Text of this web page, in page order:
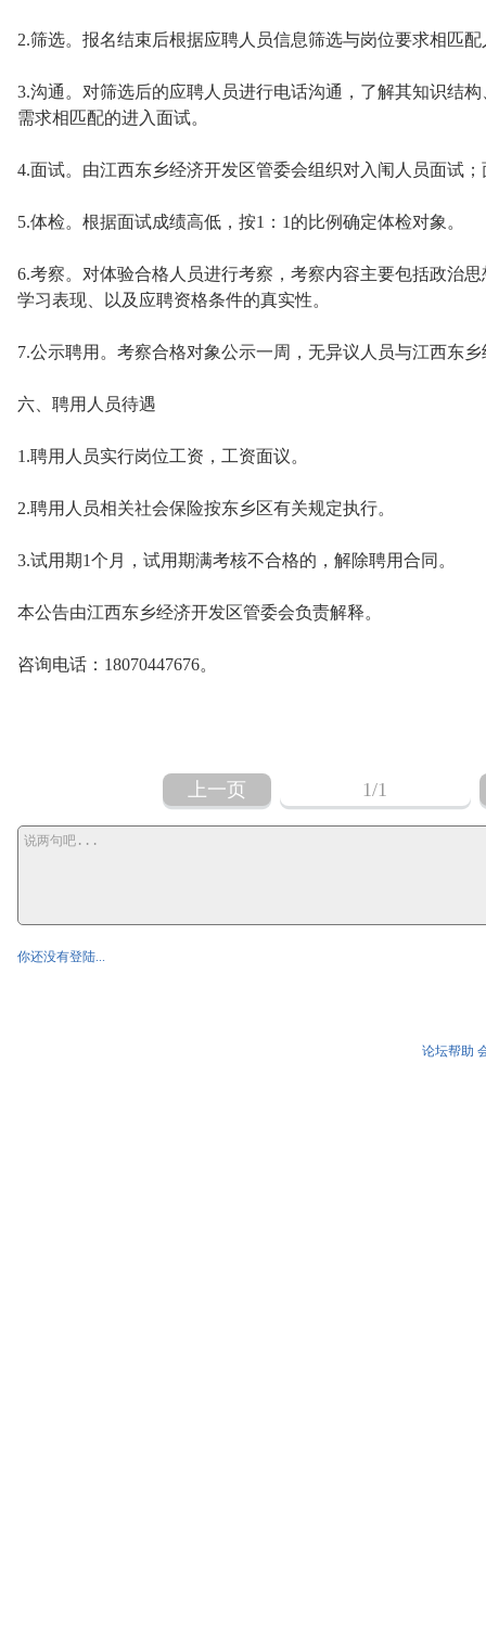
2.筛选。报名结束后根据应聘人员信息筛选与岗位要求相匹配
3.沟通。对筛选后的应聘人员进行电话沟通，了解其知识结
需求相匹配的进入面试。
4.面试。由江西东乡经济开发区管委会组织对入闱人员面试
5.体检。根据面试成绩高低，按1：1的比例确定体检对象。
6.考察。对体验合格人员进行考察，考察内容主要包括政治
学习表现、以及应聘资格条件的真实性。
7.公示聘用。考察合格对象公示一周，无异议人员与江西东
六、聘用人员待遇
1.聘用人员实行岗位工资，工资面议。
2.聘用人员相关社会保险按东乡区有关规定执行。
3.试用期1个月，试用期满考核不合格的，解除聘用合同。
本公告由江西东乡经济开发区管委会负责解释。
咨询电话：18070447676。
上一页 1/1
你还没有登陆...
论坛帮助